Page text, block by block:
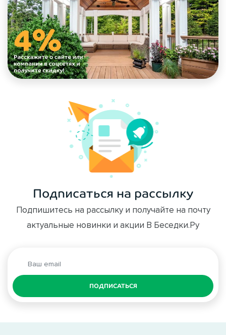
Подписаться на рассылку
Подпишитесь на рассылку и получайте на почту
актуальные новинки и акции В Беседки.Ру
ПОДПИСАТЬСЯ